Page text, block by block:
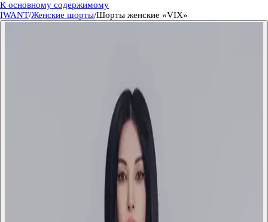
К основному содержимому
IWANT/Женские шорты/Шорты женские «VIX»